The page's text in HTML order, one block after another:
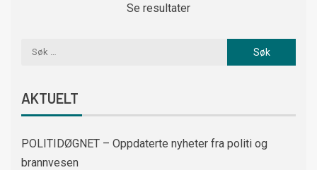
Se resultater
AKTUELT
POLITIDØGNET – Oppdaterte nyheter fra politi og
brannvesen